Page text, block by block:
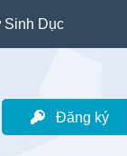
Sinh Dục
Đăng ký